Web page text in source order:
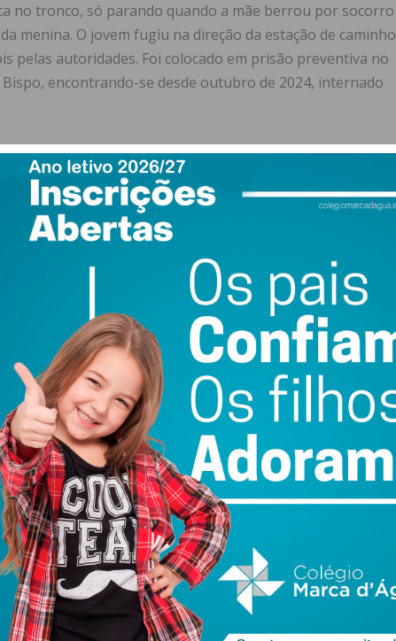
no tronco, só parando quando a mãe berrou por socorro
menina. O jovem fugiu na direção da estação de caminho
pelas autoridades. Foi colocado em prisão preventiva no
encontrando-se desde outubro de 2024, internado
naquele dia esfaqueou a irmã porque ouviu uma voz a
o consumo de drogas, desde os 12 anos, e disse ao
de ter tido problemas com as autoridades espanholas,
a ser detido por problemas associados à droga.
uma perturbação esquizofrénica, com problemas
retaguarda familiar”, não estava capaz de avaliar os
e atingiu a irmã e decretou o seu internamento por um
meses.
à ofendida que demandaram a necessidade de
sofreu um quadro de anemia que lhe provocou
do Imediato
e obtenha de forma regular a informação
atualizada.